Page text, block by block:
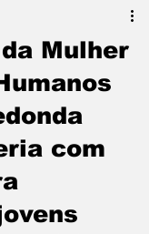
Mulher
com